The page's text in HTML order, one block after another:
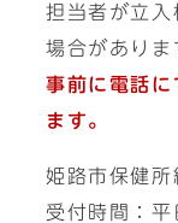
担当者が立入
場合がありま
事前に電話に
ます。
姫路市保健
受付時間：